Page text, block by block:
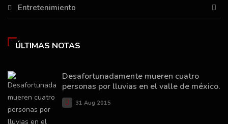
Entretenimiento
ÚLTIMAS NOTAS
Desafortunadamente mueren cuatro
personas por lluvias en el valle de méxico.
31 Aug 2015